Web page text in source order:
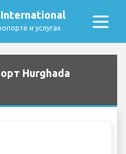
и услугах
Hurghada